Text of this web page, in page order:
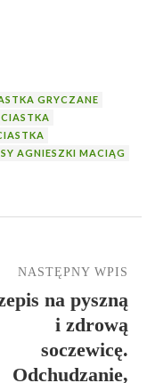
GRYCZANE
AGNIESZKI MACIĄG
NASTĘPNY WPIS
na pyszną
i zdrową
soczewicę.
Odchudzanie,